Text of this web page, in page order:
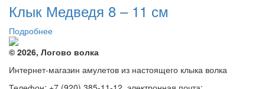
составляла
5
044 руб..
5
044 руб..
Клык Медведя 8 – 11 см
Подробнее
© 2026, Логово волка
Интернет-магазин амулетов из настоящего клыка волка